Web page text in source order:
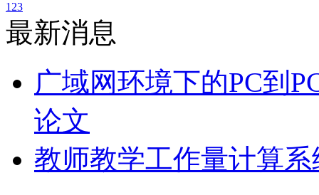
1 23
最新消息
广域网环境下的PC到
论文
教师教学工作量计算